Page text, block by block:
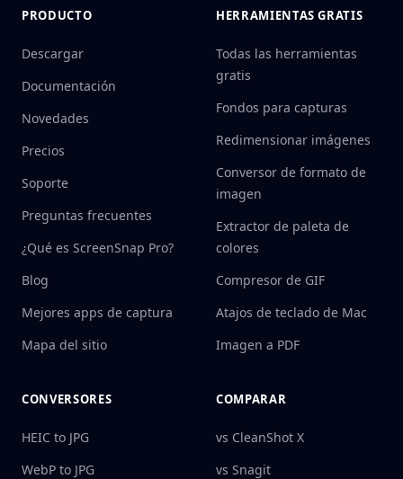
PRODUCTO
Descargar
Documentación
Novedades
Precios
Soporte
Preguntas frecuentes
¿Qué es ScreenSnap Pro?
Blog
Mejores apps de captura
Mapa del sitio
HERRAMIENTAS GRATIS
Todas las herramientas
gratis
Fondos para capturas
Redimensionar imágenes
Conversor de formato de
imagen
Extractor de paleta de
colores
Compresor de GIF
Atajos de teclado de Mac
Imagen a PDF
CONVERSORES
HEIC to JPG
WebP to JPG
COMPARAR
vs CleanShot X
vs Snagit